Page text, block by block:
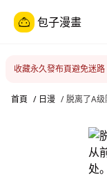
包子漫畫
收藏永久發布頁避免迷路
首頁 / 日漫 / 脱离了A级